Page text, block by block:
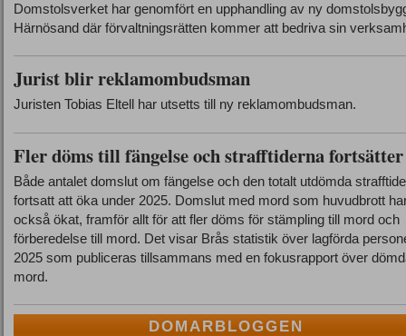
Domstolsverket har genomfört en upphandling av ny
Härnösand där förvaltningsrätten kommer att bedriva sin
Jurist blir reklamombudsman
Juristen Tobias Eltell har utsetts till ny reklamombudsman.
Fler döms till fängelse och strafftiderna
Både antalet domslut om fängelse och den totalt utdömda
fortsatt att öka under 2025. Domslut med mord som huvudbrott
också ökat, framför allt för att fler döms för stämpling till mord och
förberedelse till mord. Det visar Brås statistik över lagförda
2025 som publiceras tillsammans med en fokusrapport över
mord.
DOMARBLOGGEN